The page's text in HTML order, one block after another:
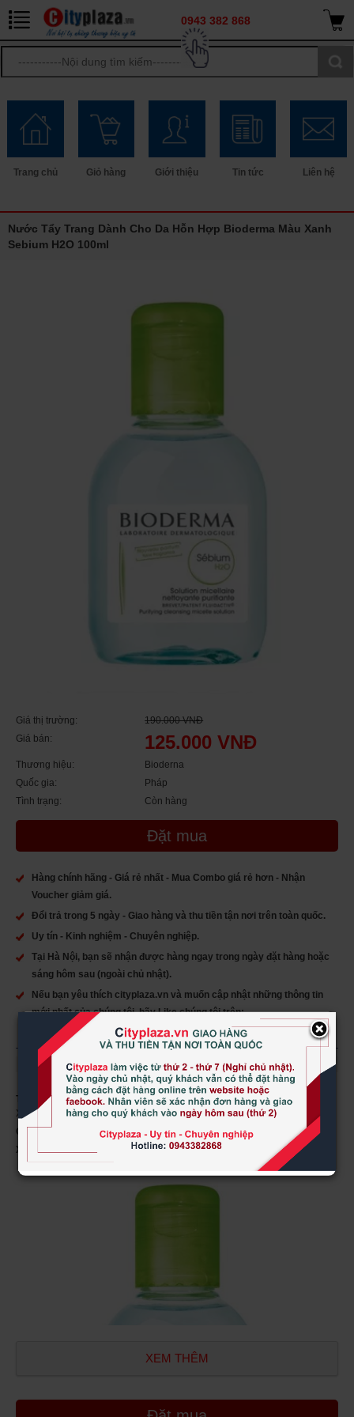
0943 382 868
Trang chủ Giỏ hàng Giới thiệu Tin tức Liên hệ
Nước Tẩy Trang Dành Cho Da Hỗn Hợp Bioderma Màu Xanh
Sebium H2O 100ml
Giá thị trường:
190.000 VNĐ
Giá bán:
125.000 VNĐ
Thương hiệu:
Bioderna
Quốc gia:
Pháp
Tình trạng:
Còn hàng
Đặt mua
Hàng chính hãng - Giá rẻ nhất - Mua Combo giá rẻ hơn - Nhận
Voucher giảm giá.
Đổi trả trong 5 ngày - Giao hàng và thu tiền tận nơi trên toàn quốc.
Uy tín - Kinh nghiệm - Chuyên nghiệp.
Tại Hà Nội, bạn sẽ nhận được hàng ngay trong ngày đặt hàng hoặc
sáng hôm sau (ngoài chủ nhật).
Nếu bạn yêu thích cityplaza.vn và muốn cập nhật những thông tin
mới nhất của chúng tôi, hãy Like chúng tôi trên:
https://www.facebook.com/Cityplazavietnam/
Tên sản phẩm:Nước Tẩy Trang Dành Cho Da Hỗn Hợp Bioderma Màu
Xanh Sebium H2O 100ml
Quy cách:
Xuất xứ:Pháp
XEM THÊM
×